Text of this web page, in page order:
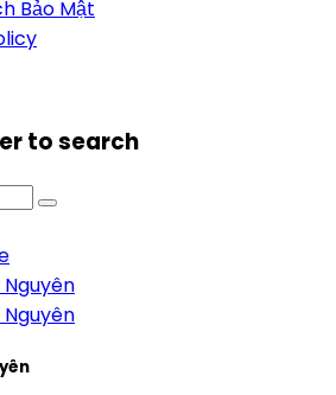
Bảo Mật
to search